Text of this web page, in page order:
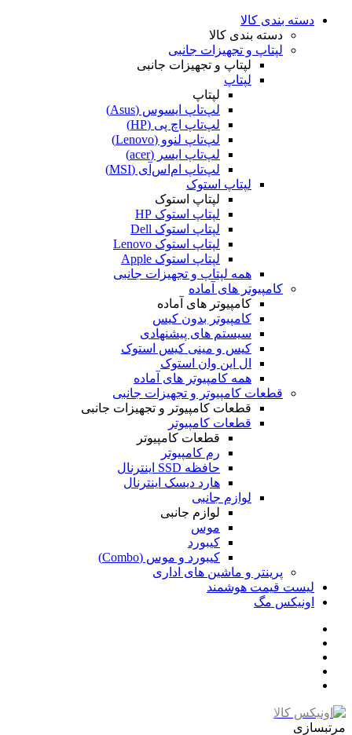
دسته بندی کالا
دسته بندی کالا
لپتاپ و تجهیزات جانبی
لپتاپ و تجهیزات جانبی
لپتاپ
لپتاپ
لپ‌تاپ ایسوس (Asus)
لپ‌تاپ اچ پی (HP)
لپ‌تاپ لنوو (Lenovo)
لپ‌تاپ ایسر (acer)
لپ‌تاپ ام‌اس‌آی (MSI)
لپتاپ استوک
لپتاپ استوک
لپتاپ استوک HP
لپتاپ استوک Dell
لپتاپ استوک Lenovo
لپتاپ استوک Apple
همه لپتاپ و تجهیزات جانبی
کامپیوتر های آماده
کامپیوتر های آماده
کامپیوتر بدون کیس
سیستم های پیشنهادی
کیس و مینی کیس استوک
ال این وان استوک
همه کامپیوتر های آماده
قطعات کامپیوتر و تجهیزات جانبی
قطعات کامپیوتر و تجهیزات جانبی
قطعات کامپیوتر
قطعات کامپیوتر
رم کامپیوتر
حافظه SSD اینترنال
هارد دیسک اینترنال
لوازم جانبی
لوازم جانبی
موس
کیبورد
کیبورد و موس (Combo)
پرینتر و ماشین های اداری
لیست قیمت هوشمند
اونیکس مگ
مرتبسازی